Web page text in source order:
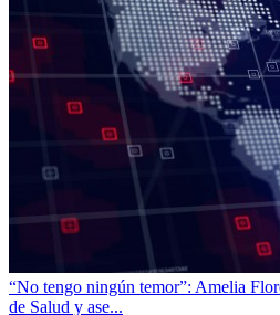
“No tengo ningún temor”: Amelia
de Salud y ase...